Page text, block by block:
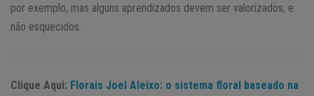
por exemplo, mas alguns aprendizados devem ser valorizados, e
não esquecidos.
Clique Aqui: Florais Joel Aleixo: o sistema floral baseado na